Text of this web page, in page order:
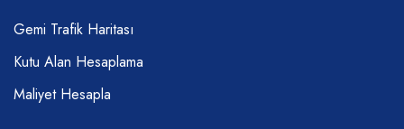
Gemi Trafik Haritası
Kutu Alan Hesaplama
Maliyet Hesapla